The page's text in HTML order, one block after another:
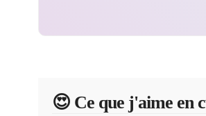
😍️ Ce que j'aime en